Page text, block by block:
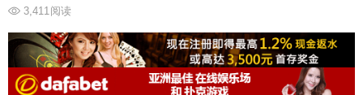
3,411阅读